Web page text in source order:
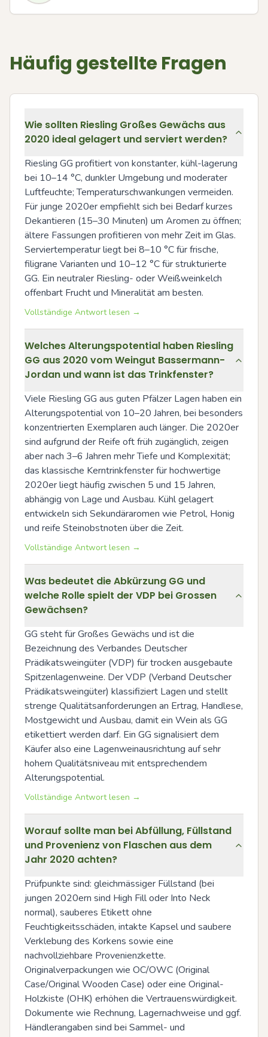
Häufig gestellte Fragen
Wie sollten Riesling Großes Gewächs aus
2020 ideal gelagert und serviert werden?
Riesling GG profitiert von konstanter, kühl-lagerung
bei 10–14 °C, dunkler Umgebung und moderater
Luftfeuchte; Temperaturschwankungen vermeiden.
Für junge 2020er empfiehlt sich bei Bedarf kurzes
Dekantieren (15–30 Minuten) um Aromen zu öffnen;
ältere Fassungen profitieren von mehr Zeit im Glas.
Serviertemperatur liegt bei 8–10 °C für frische,
filigrane Varianten und 10–12 °C für strukturierte
GG. Ein neutraler Riesling- oder Weißweinkelch
offenbart Frucht und Mineralität am besten.
Vollständige Antwort lesen →
Welches Alterungspotential haben Riesling
GG aus 2020 vom Weingut Bassermann-
Jordan und wann ist das Trinkfenster?
Viele Riesling GG aus guten Pfälzer Lagen haben ein
Alterungspotential von 10–20 Jahren, bei besonders
konzentrierten Exemplaren auch länger. Die 2020er
sind aufgrund der Reife oft früh zugänglich, zeigen
aber nach 3–6 Jahren mehr Tiefe und Komplexität;
das klassische Kerntrinkfenster für hochwertige
2020er liegt häufig zwischen 5 und 15 Jahren,
abhängig von Lage und Ausbau. Kühl gelagert
entwickeln sich Sekundäraromen wie Petrol, Honig
und reife Steinobstnoten über die Zeit.
Vollständige Antwort lesen →
Was bedeutet die Abkürzung GG und
welche Rolle spielt der VDP bei Grossen
Gewächsen?
GG steht für Großes Gewächs und ist die
Bezeichnung des Verbandes Deutscher
Prädikatsweingüter (VDP) für trocken ausgebaute
Spitzenlagenweine. Der VDP (Verband Deutscher
Prädikatsweingüter) klassifiziert Lagen und stellt
strenge Qualitätsanforderungen an Ertrag, Handlese,
Mostgewicht und Ausbau, damit ein Wein als GG
etikettiert werden darf. Ein GG signalisiert dem
Käufer also eine Lagenweinausrichtung auf sehr
hohem Qualitätsniveau mit entsprechendem
Alterungspotential.
Vollständige Antwort lesen →
Worauf sollte man bei Abfüllung, Füllstand
und Provenienz von Flaschen aus dem
Jahr 2020 achten?
Prüfpunkte sind: gleichmässiger Füllstand (bei
jungen 2020ern sind High Fill oder Into Neck
normal), sauberes Etikett ohne
Feuchtigkeitsschäden, intakte Kapsel und saubere
Verklebung des Korkens sowie eine
nachvollziehbare Provenienzkette.
Originalverpackungen wie OC/OWC (Original
Case/Original Wooden Case) oder eine Original-
Holzkiste (OHK) erhöhen die Vertrauenswürdigkeit.
Dokumente wie Rechnung, Lagernachweise und ggf.
Händlerangaben sind bei Sammel- und